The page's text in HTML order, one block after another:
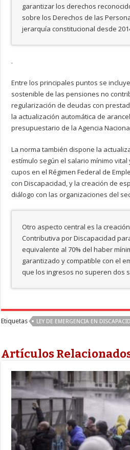
garantizar los derechos
sobre los Derechos de las
jerarquía constitucional desde
.
Entre los principales puntos se
sostenible de las pensiones no
regularización de deudas con
la actualización automática de
presupuestario de la Agencia
La norma también dispone la
estímulo según el salario mínimo
cupos en el Régimen Federal de
con Discapacidad, y la creación de
diálogo con las organizaciones del
Otro aspecto central es la
Contributiva por Discapacidad
equivalente al 70% del haber
garantizado y compatible con el
que los ingresos no superen dos
Etiquetas LEY DE EMERGENCIA EN
Artículos